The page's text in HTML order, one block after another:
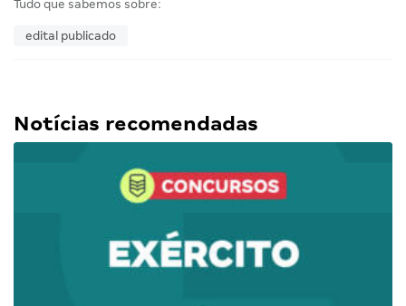
Tudo que sabemos sobre:
edital publicado
Notícias recomendadas